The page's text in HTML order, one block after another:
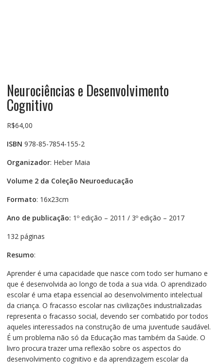
Neurociências e Desenvolvimento
Cognitivo
R$64,00
ISBN 978-85-7854-155-2
Organizador: Heber Maia
Volume 2 da Coleção Neuroeducação
Formato: 16x23cm
Ano de publicação: 1º edição – 2011 / 3º edição – 2017
132 páginas
Resumo:
Aprender é uma capacidade que nasce com todo ser humano e
que é desenvolvida ao longo de toda a sua vida. O aprendizado
escolar é uma etapa essencial ao desenvolvimento intelectual
da criança. O fracasso escolar nas civilizações industrializadas
representa o fracasso social, devendo ser combatido por todos
aqueles interessados na construção de uma juventude saudável.
É um problema não só da Educação mas também da Saúde. O
livro procura trazer uma reflexão sobre os aspectos do
desenvolvimento cognitivo e da aprendizagem escolar da